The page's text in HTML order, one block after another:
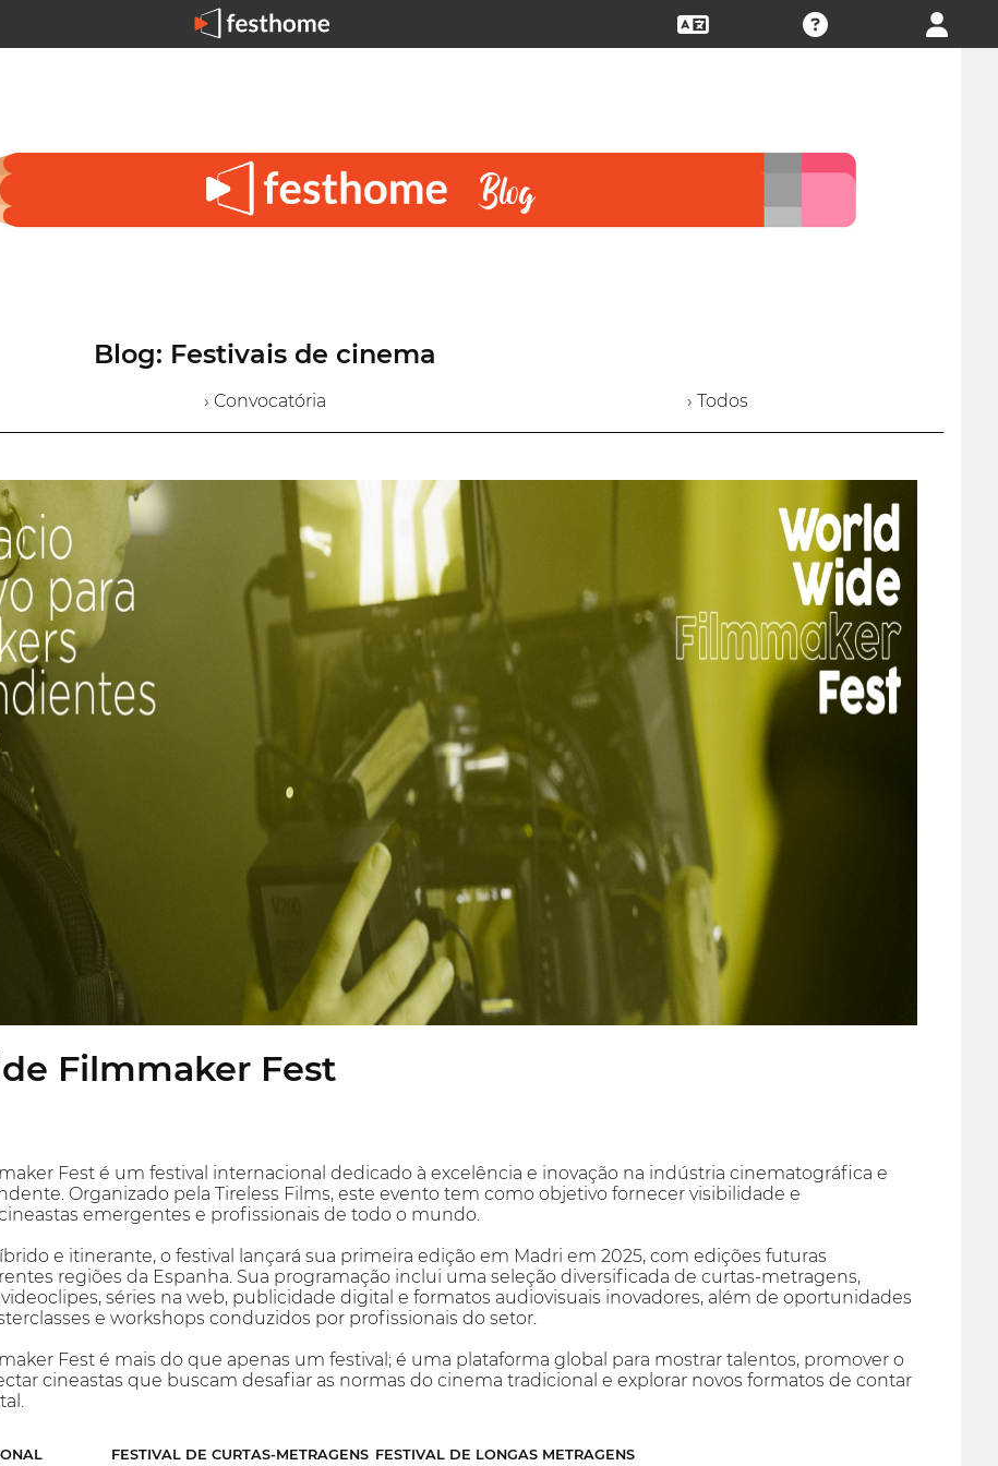
Blog: Festivais de cinema
› Convocatória › Todos
Filmmaker Fest
Fest é um festival internacional dedicado à excelência e inovação na indústria cinematográfica e
Organizado pela Tireless Films, este evento tem como objetivo fornecer visibilidade e
emergentes e profissionais de todo o mundo.
e itinerante, o festival lançará sua primeira edição em Madri em 2025, com edições futuras
regiões da Espanha. Sua programação inclui uma seleção diversificada de curtas-metragens,
séries na web, publicidade digital e formatos audiovisuais inovadores, além de oportunidades
e workshops conduzidos por profissionais do setor.
Fest é mais do que apenas um festival; é uma plataforma global para mostrar talentos, promover o
cineastas que buscam desafiar as normas do cinema tradicional e explorar novos formatos de contar
FESTIVAL DE CURTAS-METRAGENS FESTIVAL DE LONGAS METRAGENS